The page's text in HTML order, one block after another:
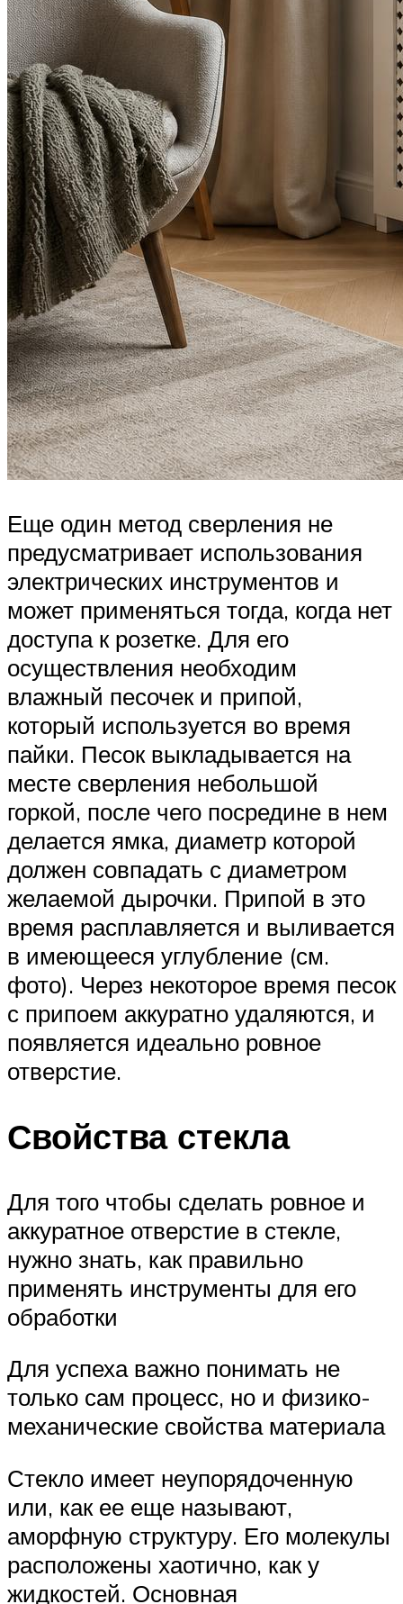
Еще один метод сверления не
предусматривает использования
электрических инструментов и
может применяться тогда, когда нет
доступа к розетке. Для его
осуществления необходим
влажный песочек и припой,
который используется во время
пайки. Песок выкладывается на
месте сверления небольшой
горкой, после чего посредине в нем
делается ямка, диаметр которой
должен совпадать с диаметром
желаемой дырочки. Припой в это
время расплавляется и выливается
в имеющееся углубление (см.
фото). Через некоторое время песок
с припоем аккуратно удаляются, и
появляется идеально ровное
отверстие.
Свойства стекла
Для того чтобы сделать ровное и
аккуратное отверстие в стекле,
нужно знать, как правильно
применять инструменты для его
обработки
Для успеха важно понимать не
только сам процесс, но и физико-
механические свойства материала
Стекло имеет неупорядоченную
или, как ее еще называют,
аморфную структуру. Его молекулы
расположены хаотично, как у
жидкостей. Основная